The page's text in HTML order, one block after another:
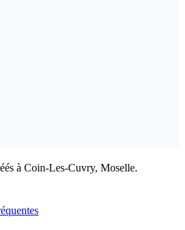
à Coin-Les-Cuvry, Moselle.